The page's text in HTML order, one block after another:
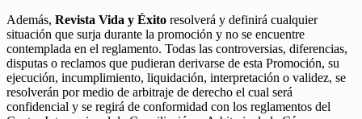
Además, Revista Vida y Éxito resolverá y definirá cualquier
situación que surja durante la promoción y no se encuentre
contemplada en el reglamento. Todas las controversias, diferencias,
disputas o reclamos que pudieran derivarse de esta Promoción, su
ejecución, incumplimiento, liquidación, interpretación o validez, se
resolverán por medio de arbitraje de derecho el cual será
confidencial y se regirá de conformidad con los reglamentos del